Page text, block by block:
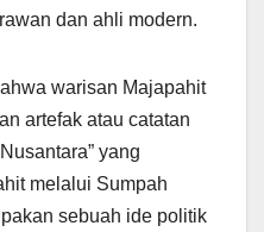
dan ahli modern.
warisan Majapahit
artefak atau catatan
yang
melalui Sumpah
sebuah ide politik